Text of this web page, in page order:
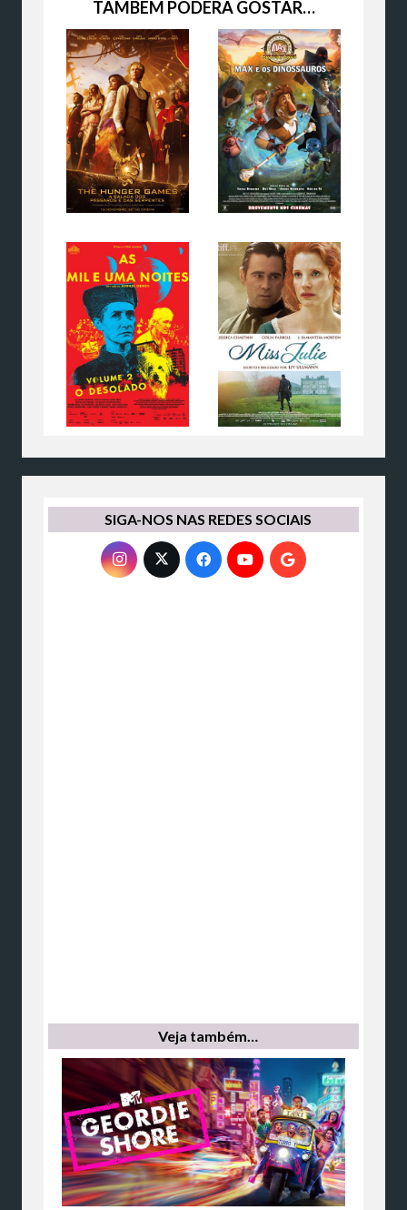
TAMBÉM PODERÁ GOSTAR…
SIGA-NOS NAS REDES SOCIAIS
Veja também…